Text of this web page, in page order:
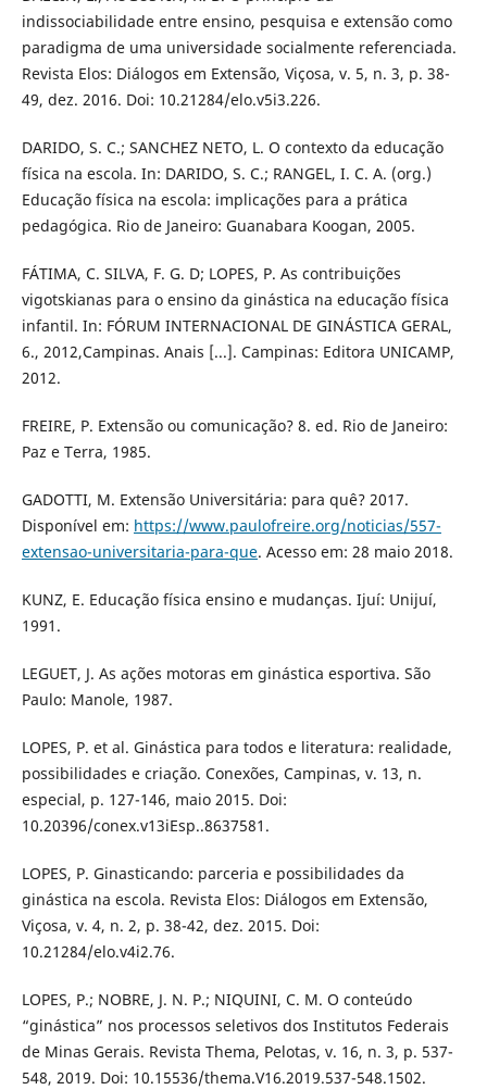
indissociabilidade entre ensino, pesquisa e extensão como
paradigma de uma universidade socialmente referenciada.
Revista Elos: Diálogos em Extensão, Viçosa, v. 5, n. 3, p. 38-
49, dez. 2016. Doi: 10.21284/elo.v5i3.226.
DARIDO, S. C.; SANCHEZ NETO, L. O contexto da educação
física na escola. In: DARIDO, S. C.; RANGEL, I. C. A. (org.)
Educação física na escola: implicações para a prática
pedagógica. Rio de Janeiro: Guanabara Koogan, 2005.
FÁTIMA, C. SILVA, F. G. D; LOPES, P. As contribuições
vigotskianas para o ensino da ginástica na educação física
infantil. In: FÓRUM INTERNACIONAL DE GINÁSTICA GERAL,
6., 2012,Campinas. Anais [...]. Campinas: Editora UNICAMP,
2012.
FREIRE, P. Extensão ou comunicação? 8. ed. Rio de Janeiro:
Paz e Terra, 1985.
GADOTTI, M. Extensão Universitária: para quê? 2017.
Disponível em: https://www.paulofreire.org/noticias/557-
extensao-universitaria-para-que. Acesso em: 28 maio 2018.
KUNZ, E. Educação física ensino e mudanças. Ijuí: Unijuí,
1991.
LEGUET, J. As ações motoras em ginástica esportiva. São
Paulo: Manole, 1987.
LOPES, P. et al. Ginástica para todos e literatura: realidade,
possibilidades e criação. Conexões, Campinas, v. 13, n.
especial, p. 127-146, maio 2015. Doi:
10.20396/conex.v13iEsp..8637581.
LOPES, P. Ginasticando: parceria e possibilidades da
ginástica na escola. Revista Elos: Diálogos em Extensão,
Viçosa, v. 4, n. 2, p. 38-42, dez. 2015. Doi:
10.21284/elo.v4i2.76.
LOPES, P.; NOBRE, J. N. P.; NIQUINI, C. M. O conteúdo
“ginástica” nos processos seletivos dos Institutos Federais
de Minas Gerais. Revista Thema, Pelotas, v. 16, n. 3, p. 537-
548, 2019. Doi: 10.15536/thema.V16.2019.537-548.1502.